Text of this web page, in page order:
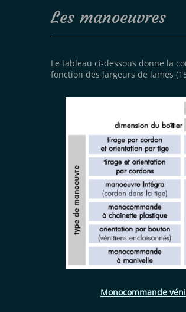
Les manoeuvres
Le tableau ci-dessous donne la
fonction des largeurs de lames
Monocommande